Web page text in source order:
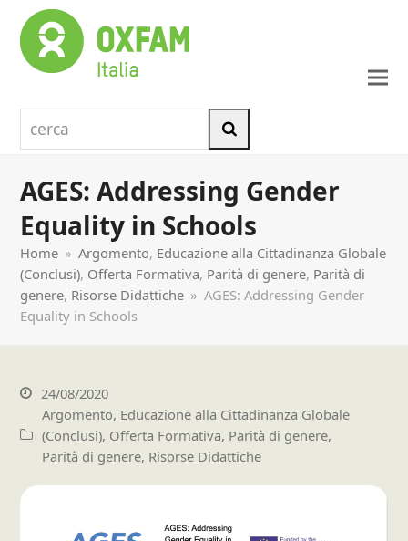
cerca
AGES: Addressing Gender
Equality in Schools
Home » Argomento, Educazione alla Cittadinanza Globale
(Conclusi), Offerta Formativa, Parità di genere, Parità di
genere, Risorse Didattiche » AGES: Addressing Gender
Equality in Schools
24/08/2020
Argomento, Educazione alla Cittadinanza Globale
(Conclusi), Offerta Formativa, Parità di genere,
Parità di genere, Risorse Didattiche